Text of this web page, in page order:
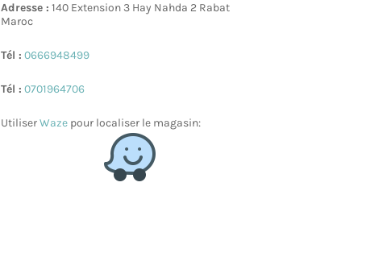
Adresse : 140 Extension 3 Hay Nahda 2 Rabat
Maroc
Tél : 0666948499
Tél : 0701964706
UtiliserWaze pour localiser le magasin: